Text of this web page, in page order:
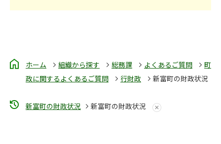
ホーム 組織から探す 総務課 よくあるご質問
町
政に関するよくあるご質問
行財政 新富町の財政状況
新富町の財政状況 新富町の財政状況